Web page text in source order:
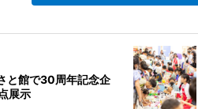
と館で30周年記念企
展示